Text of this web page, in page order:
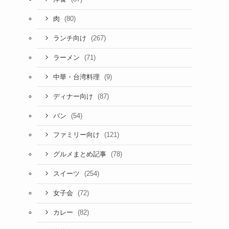
肉 (80)
ランチ向け (267)
ラーメン (71)
中華・台湾料理 (9)
ディナー向け (87)
パン (54)
ファミリー向け (121)
グルメまとめ記事 (78)
スイーツ (254)
女子会 (72)
カレー (82)